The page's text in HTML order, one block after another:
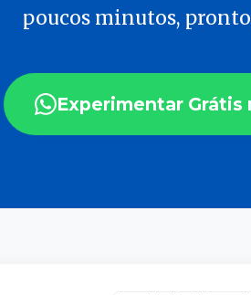
poucos minutos,
Experimentar Grátis